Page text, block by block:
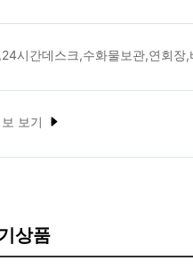
시간데스크,수화물보관,연회
보기
상품